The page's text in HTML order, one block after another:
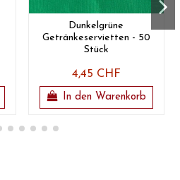
Dunkelgrüne
Getränkeservietten - 50
Stück
4,45 CHF
In den Warenkorb